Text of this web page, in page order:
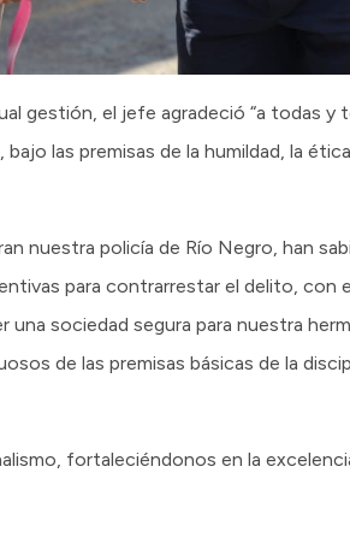
gestión, el jefe agradeció “a todas y
las premisas de la humildad, la
nuestra policía de Río Negro, han
para contrarrestar el delito, con
sociedad segura para nuestra
de las premisas básicas de la
fortaleciéndonos en la